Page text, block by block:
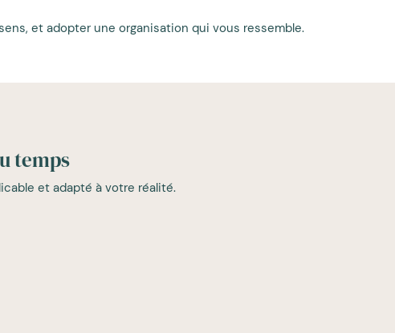
et adopter une organisation qui vous ressemble.
temps
et adapté à votre réalité.